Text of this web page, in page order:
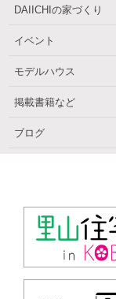
DAIICHIの家づくり
イベント
モデルハウス
掲載書籍など
ブログ